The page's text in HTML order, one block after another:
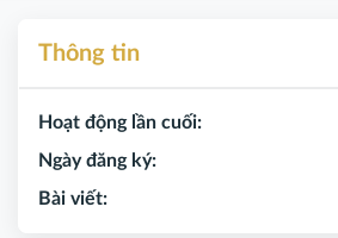
Thông tin
Hoạt động lần cuối:
Ngày đăng ký:
Bài viết: